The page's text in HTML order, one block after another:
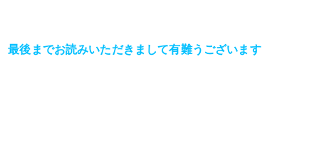
最後までお読みいただきまして有難うございます